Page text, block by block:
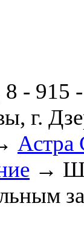
- 915
г.
Астра
→